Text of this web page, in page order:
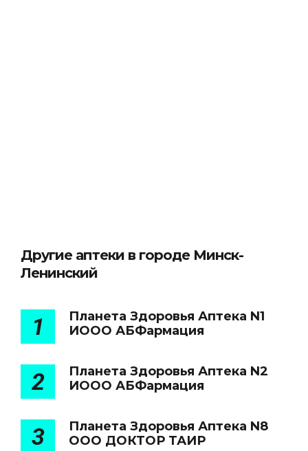
Другие аптеки в городе Минск-
Ленинский
1
Планета Здоровья Аптека N1
ИООО АБФармация
2
Планета Здоровья Аптека N2
ИООО АБФармация
3
Планета Здоровья Аптека N8
ООО ДОКТОР ТАИР